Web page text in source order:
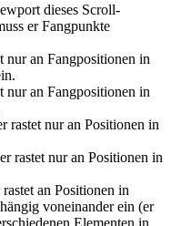
dieses Scroll-
er Fangpunkte
nur an Fangpositionen in
nur an Fangpositionen in
rastet nur an Positionen in
rastet nur an Positionen in
an Positionen in
voneinander ein (er
Elementen in